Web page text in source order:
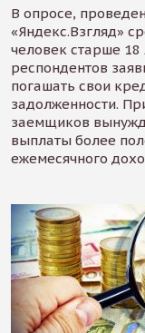
В опросе,
«Яндекс.Взгляд»
человек старше 18
респондентов
погашать свои
задолженности.
заемщиков
выплаты более
ежемесячного